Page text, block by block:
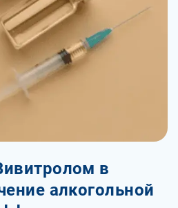
в
алкогольной